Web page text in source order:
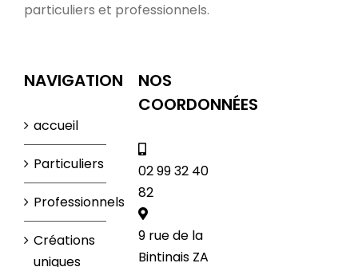
particuliers et professionnels.
NAVIGATION
accueil
Particuliers
Professionnels
Créations
uniques
NOS
COORDONNÉES
02 99 32 40
82
9 rue de la
Bintinais ZA